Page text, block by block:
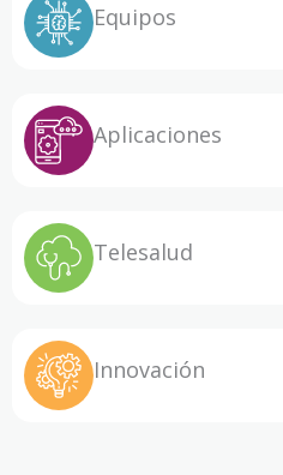
Equipos
Aplicaciones
Telesalud
Innovación